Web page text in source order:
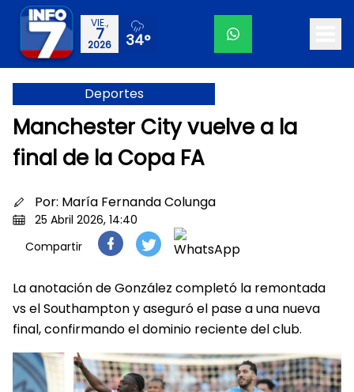
VIE.,
7
2026 34°
Deportes
Manchester City vuelve a la
final de la Copa FA
Por: María Fernanda Colunga
25 Abril 2026, 14:40
Compartir
La anotación de González completó la remontada
vs el Southampton y aseguró el pase a una nueva
final, confirmando el dominio reciente del club.